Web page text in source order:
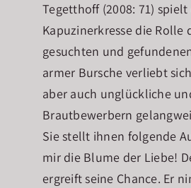
Tegetthoff (2008: 71) spielt
Kapuzinerkresse die Rolle
gesuchten und
armer Bursche verliebt
aber auch unglückliche
Brautbewerbern
Sie stellt ihnen folgende
mir die Blume der Liebe!
ergreift seine Chance. Er